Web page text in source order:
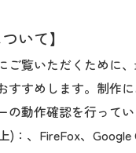
いて】
ご覧いただくために
すすめします。制作に
の動作確認を行ってい
)：、FireFox、Google